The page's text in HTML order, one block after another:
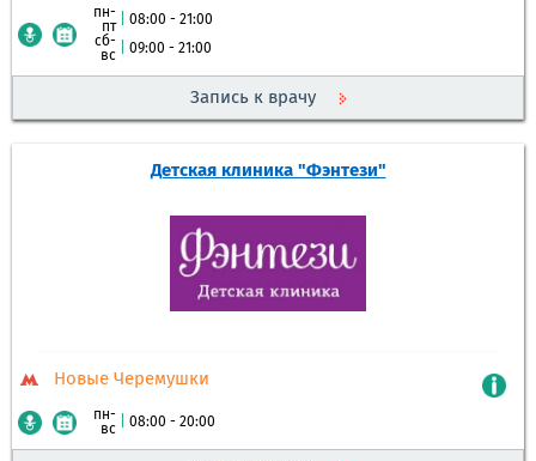
пн-
пт| 08:00 - 21:00
сб-
вс
09:00 - 21:00
Запись к врачу
Детская клиника "Фэнтези"
Новые Черемушки
пн-
вс
08:00 - 20:00